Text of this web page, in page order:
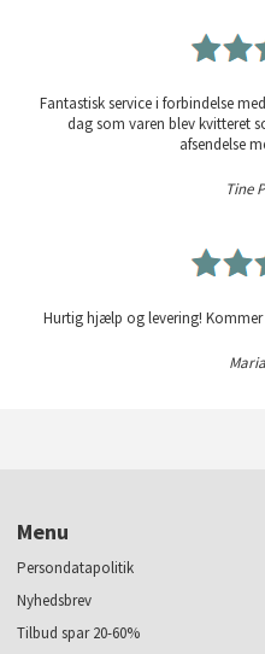
Fantastisk service i forbindelse
dag som varen blev kvitteret
afsendelse
Tine
Hurtig hjælp og levering!
Menu
Persondatapolitik
Nyhedsbrev
Tilbud spar 20-60%